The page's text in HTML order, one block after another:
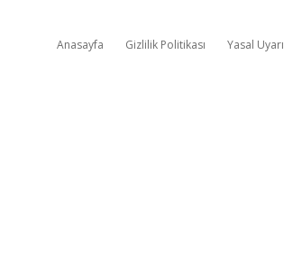
Anasayfa Gizlilik Politikası Yasal Uyarı